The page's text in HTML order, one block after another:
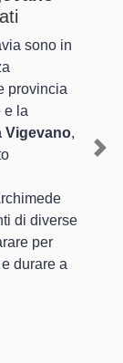
sono in
provincia
e la
Vigevano,
di diverse
per
durare a